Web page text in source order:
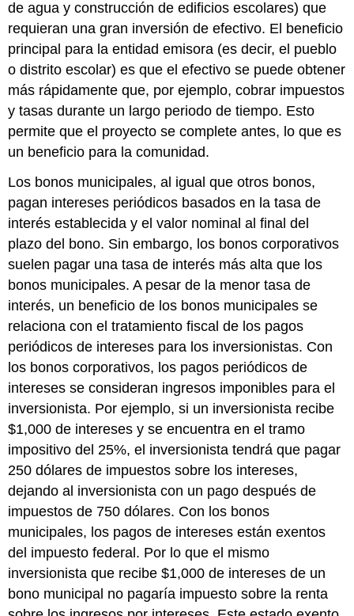
de agua y construcción de edificios escolares) que
requieran una gran inversión de efectivo. El beneficio
principal para la entidad emisora (es decir, el pueblo
o distrito escolar) es que el efectivo se puede obtener
más rápidamente que, por ejemplo, cobrar impuestos
y tasas durante un largo periodo de tiempo. Esto
permite que el proyecto se complete antes, lo que es
un beneficio para la comunidad.
Los bonos municipales, al igual que otros bonos,
pagan intereses periódicos basados en la tasa de
interés establecida y el valor nominal al final del
plazo del bono. Sin embargo, los bonos corporativos
suelen pagar una tasa de interés más alta que los
bonos municipales. A pesar de la menor tasa de
interés, un beneficio de los bonos municipales se
relaciona con el tratamiento fiscal de los pagos
periódicos de intereses para los inversionistas. Con
los bonos corporativos, los pagos periódicos de
intereses se consideran ingresos imponibles para el
inversionista. Por ejemplo, si un inversionista recibe
$1,000 de intereses y se encuentra en el tramo
impositivo del 25%, el inversionista tendrá que pagar
250 dólares de impuestos sobre los intereses,
dejando al inversionista con un pago después de
impuestos de 750 dólares. Con los bonos
municipales, los pagos de intereses están exentos
del impuesto federal. Por lo que el mismo
inversionista que recibe $1,000 de intereses de un
bono municipal no pagaría impuesto sobre la renta